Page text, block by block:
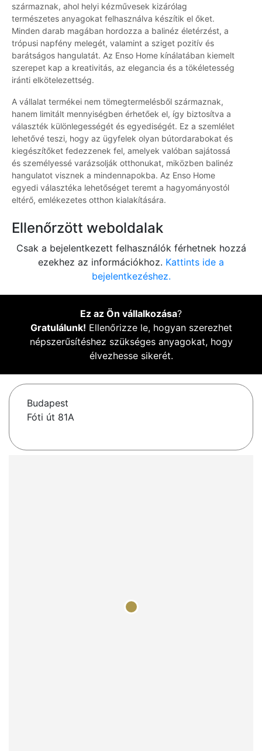
származnak, ahol helyi kézművesek kizárólag
természetes anyagokat felhasználva készítik el őket.
Minden darab magában hordozza a balinéz életérzést, a
trópusi napfény melegét, valamint a sziget pozitív és
barátságos hangulatát. Az Enso Home kínálatában kiemelt
szerepet kap a kreativitás, az elegancia és a tökéletesség
iránti elkötelezettség.
A vállalat termékei nem tömegtermelésből származnak,
hanem limitált mennyiségben érhetőek el, így biztosítva a
választék különlegességét és egyediségét. Ez a szemlélet
lehetővé teszi, hogy az ügyfelek olyan bútordarabokat és
kiegészítőket fedezzenek fel, amelyek valóban sajátossá
és személyessé varázsolják otthonukat, miközben balinéz
hangulatot visznek a mindennapokba. Az Enso Home
egyedi választéka lehetőséget teremt a hagyományostól
eltérő, emlékezetes otthon kialakítására.
Ellenőrzött weboldalak
Csak a bejelentkezett felhasználók férhetnek hozzá
ezekhez az információkhoz. Kattints ide a
bejelentkezéshez.
Ez az Ön vállalkozása?
Gratulálunk! Ellenőrizze le, hogyan szerezhet
népszerűsítéshez szükséges anyagokat, hogy
élvezhesse sikerét.
Budapest
Fóti út 81A